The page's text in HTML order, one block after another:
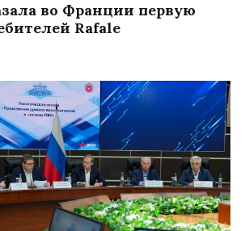
во Франции первую
Rafale